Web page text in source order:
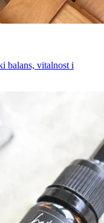
balans, vitalnost i